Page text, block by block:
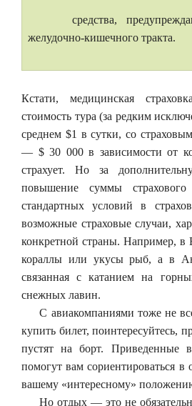
средства,
желудочно-кишечного тракта.
Кстати, медицинская
стоимость тура (за редким
среднем $1 в сутки, со
— $ 30 000 в зависимости от
страхует. Но за
повышение суммы
стандартных условий в
возможные страховые случаи,
конкретной страны. Например, в
кораллы или укусы рыб, а в
связанная с катанием на
снежных лавин.
С авиакомпаниями тоже не
купить билет, поинтересуйтесь,
пустят на борт. Приведенные
помогут вам сориентироваться
вашему «интересному»
Но отдых — это не